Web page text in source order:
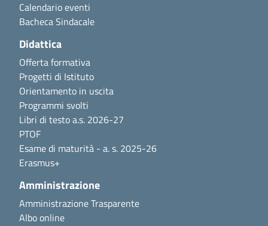
Calendario eventi
Bacheca Sindacale
Didattica
Offerta formativa
Progetti di Istituto
Orientamento in uscita
Programmi svolti
Libri di testo a.s. 2026-27
PTOF
Esame di maturità - a. s. 2025-26
Erasmus+
Amministrazione
Amministrazione Trasparente
Albo online